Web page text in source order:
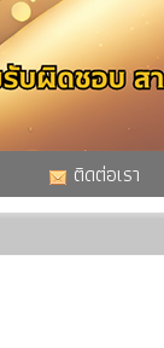
ติดต่อเรา